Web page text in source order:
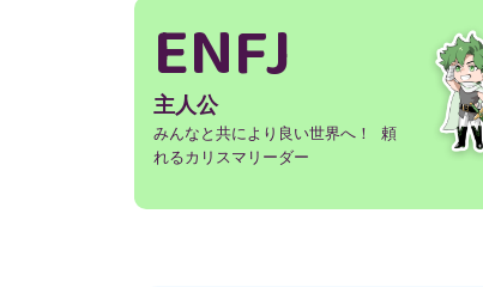
ENFJ
主人公
みんなと共により良い世界へ！ 頼
れるカリスマリーダー